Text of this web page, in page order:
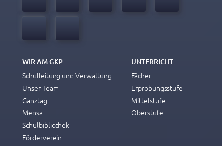
WIR AM GKP
Schulleitung und Verwaltung
Unser Team
Ganztag
Mensa
Schulbibliothek
Förderverein
UNTERRICHT
Fächer
Erprobungsstufe
Mittelstufe
Oberstufe